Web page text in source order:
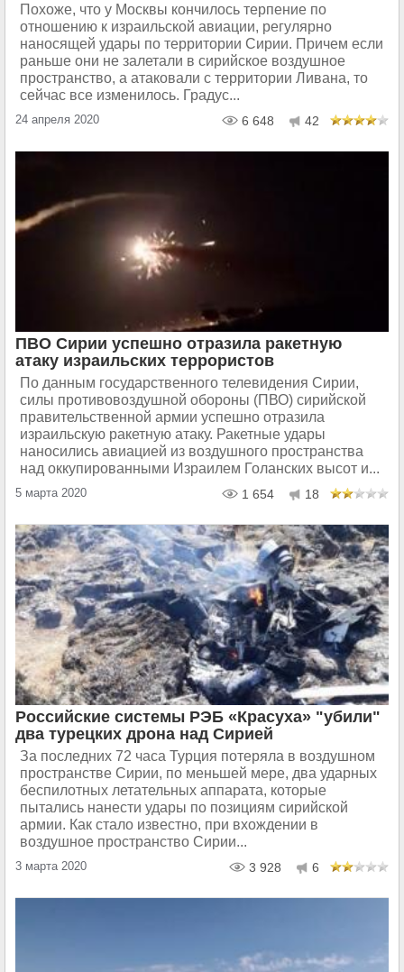
Похоже, что у Москвы кончилось терпение по
отношению к израильской авиации, регулярно
наносящей удары по территории Сирии. Причем если
раньше они не залетали в сирийское воздушное
пространство, а атаковали с территории Ливана, то
сейчас все изменилось. Градус...
24 апреля 2020 6 648 42
ПВО Сирии успешно отразила ракетную
атаку израильских террористов
По данным государственного телевидения Сирии,
силы противовоздушной обороны (ПВО) сирийской
правительственной армии успешно отразила
израильскую ракетную атаку. Ракетные удары
наносились авиацией из воздушного пространства
над оккупированными Израилем Голанских высот и...
5 марта 2020 1 654 18
Российские системы РЭБ «Красуха» "убили"
два турецких дрона над Сирией
За последних 72 часа Турция потеряла в воздушном
пространстве Сирии, по меньшей мере, два ударных
беспилотных летательных аппарата, которые
пытались нанести удары по позициям сирийской
армии. Как стало известно, при вхождении в
воздушное пространство Сирии...
3 марта 2020 3 928 6